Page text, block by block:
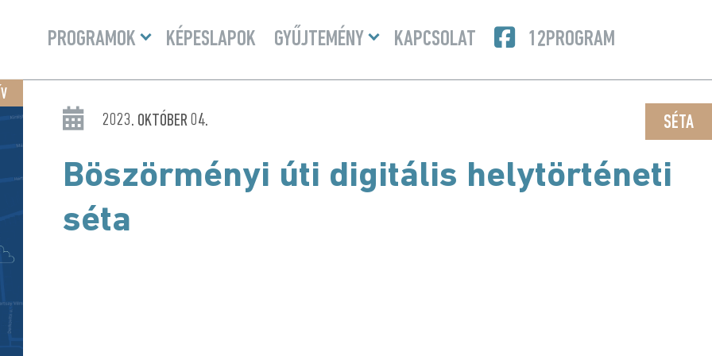
PROGRAMOK
Menü
lenyitásaKÉPESLAPOK GYŰJTEMÉNY
Menü
lenyitásaKAPCSOLAT 12PROGRAM
SÉTA
2023. OKTÓBER 04.
Böszörményi úti digitális helytörténeti
séta